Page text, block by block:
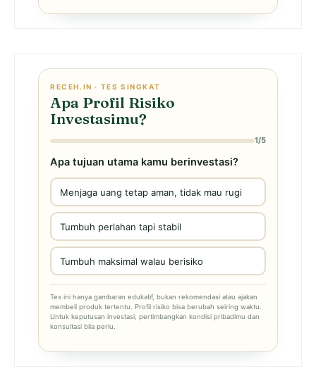
RECEH.IN · TES SINGKAT
Apa Profil Risiko
Investasimu?
1/5
Apa tujuan utama kamu berinvestasi?
Menjaga uang tetap aman, tidak mau rugi
Tumbuh perlahan tapi stabil
Tumbuh maksimal walau berisiko
Tes ini hanya gambaran edukatif, bukan rekomendasi atau ajakan
membeli produk tertentu. Profil risiko bisa berubah seiring waktu.
Untuk keputusan investasi, pertimbangkan kondisi pribadimu dan
konsultasi bila perlu.